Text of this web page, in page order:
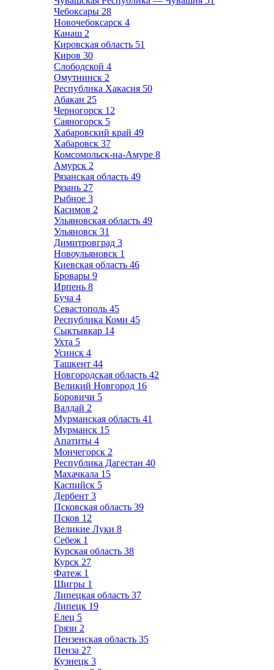
Чебоксары 28
Новочебоксарск 4
Канаш 2
Кировская область 51
Киров 30
Слободской 4
Омутнинск 2
Республика Хакасия 50
Абакан 25
Черногорск 12
Саяногорск 5
Хабаровский край 49
Хабаровск 37
Комсомольск-на-Амуре 8
Амурск 2
Рязанская область 49
Рязань 27
Рыбное 3
Касимов 2
Ульяновская область 49
Ульяновск 31
Димитровград 3
Новоульяновск 1
Киевская область 46
Бровары 9
Ирпень 8
Буча 4
Севастополь 45
Республика Коми 45
Сыктывкар 14
Ухта 5
Усинск 4
Ташкент 44
Новгородская область 42
Великий Новгород 16
Боровичи 5
Валдай 2
Мурманская область 41
Мурманск 15
Апатиты 4
Мончегорск 2
Республика Дагестан 40
Махачкала 15
Каспийск 5
Дербент 3
Псковская область 39
Псков 12
Великие Луки 8
Себеж 1
Курская область 38
Курск 27
Фатеж 1
Щигры 1
Липецкая область 37
Липецк 19
Елец 5
Грязи 2
Пензенская область 35
Пенза 27
Кузнецк 3